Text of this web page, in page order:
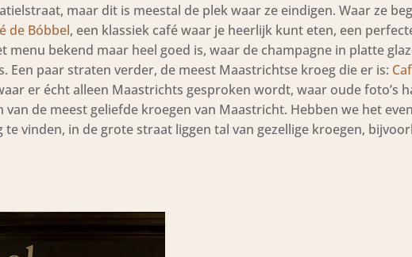
maar dit is meestal de plek waar ze eindigen. Waar ze
de Bóbbel, een klassiek café waar je heerlijk kunt eten, een
menu bekend maar heel goed is, waar de champagne in platte
Een paar straten verder, de meest Maastrichtse kroeg die er is:
er écht alleen Maastrichts gesproken wordt, waar oude foto’s
de meest geliefde kroegen van Maastricht. Hebben we het
vinden, in de grote straat liggen tal van gezellige kroegen,